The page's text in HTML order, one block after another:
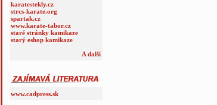
karatestekly.cz
strcs-karate.org
spartak.cz
www.karate-tabor.cz
staré stránky kamikaze
starý eshop kamikaze
A další
www.cadpress.sk